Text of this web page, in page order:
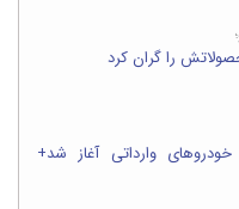
را گران کرد
وارداتی آغاز شد+